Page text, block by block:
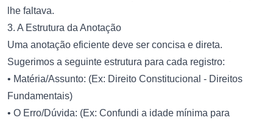
lhe faltava.
3. A Estrutura da Anotação
Uma anotação eficiente deve ser concisa e direta.
Sugerimos a seguinte estrutura para cada registro:
• Matéria/Assunto: (Ex: Direito Constitucional - Direitos
Fundamentais)
• O Erro/Dúvida: (Ex: Confundi a idade mínima para